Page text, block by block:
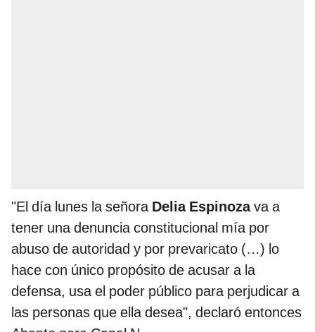
"El día lunes la señoraDelia Espinozava a
tener una denuncia constitucional mía por
abuso de autoridad y por prevaricato (…) lo
hace con único propósito de acusar a la
defensa, usa el poder público para perjudicar a
las personas que ella desea", declaró entonces